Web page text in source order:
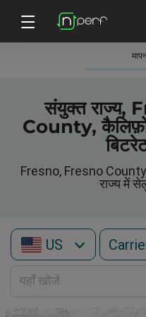
संयुक्त राज्य,
County,
Fresno, Fresno
राज्य में
US